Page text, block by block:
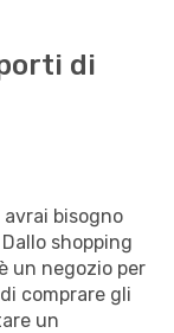
di
bisogno
shopping
un negozio per
comprare gli
un